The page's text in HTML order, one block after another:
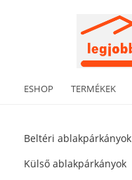
ESHOP TERMÉKEK
Beltéri ablakpárkányok
Külső ablakpárkányok